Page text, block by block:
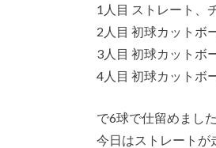
1人目 ストレート、
2人目 初球カットボ
3人目 初球カットボ
4人目 初球カットボ
で6球で仕留めました
今日はストレートが